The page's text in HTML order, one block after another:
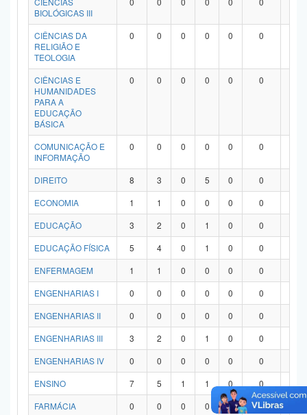
BIOLÓGICAS III
CIÊNCIAS DA
RELIGIÃO E
TEOLOGIA
0 0 0 0 0 0
CIÊNCIAS E
HUMANIDADES
PARA A
EDUCAÇÃO
BÁSICA
0 0 0 0 0 0
COMUNICAÇÃO E
INFORMAÇÃO
0 0 0 0 0 0
DIREITO 8 3 0 5 0 0
ECONOMIA
1 1 0 0 0 0
EDUCAÇÃO
3 2 0 1 0 0
EDUCAÇÃO FÍSICA
5 4 0 1 0 0
ENFERMAGEM
1 1 0 0 0 0
ENGENHARIAS I
0 0 0 0 0 0
ENGENHARIAS II
0 0 0 0 0 0
ENGENHARIAS III
3 2 0 1 0 0
ENGENHARIAS IV
0 0 0 0 0 0
ENSINO
7 5 1 1 0 0
FARMÁCIA
0 0 0 0 0 0